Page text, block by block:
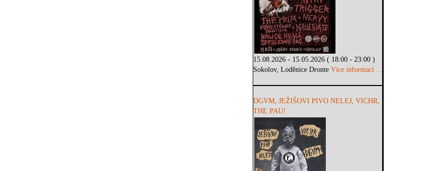
15.08.2026 - 15.05.2026 ( 18:00 - 23:00 )
Sokolov, Loděnice DronteVíce informací ...
DGVM, JEŽIŠOVI PIVO NELEJ, VICHR,
THE PAU!